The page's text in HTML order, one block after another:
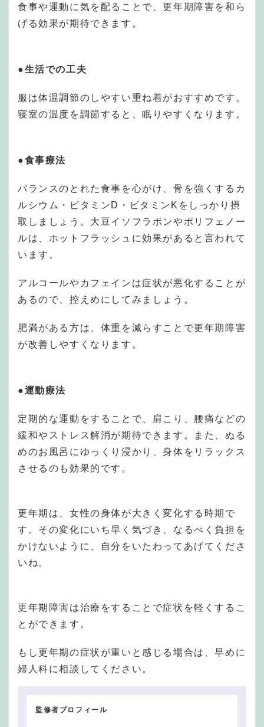
食事や運動に気を配ることで、更年期障害を和ら
げる効果が期待できます。
●生活での工夫
服は体温調節のしやすい重ね着がおすすめです。
寝室の温度を調節すると、眠りやすくなります。
●食事療法
バランスのとれた食事を心がけ、骨を強くするカ
ルシウム・ビタミンD・ビタミンKをしっかり摂
取しましょう。大豆イソフラボンやポリフェノー
ルは、ホットフラッシュに効果があると言われて
います。
アルコールやカフェインは症状が悪化することが
あるので、控えめにしてみましょう。
肥満がある方は、体重を減らすことで更年期障害
が改善しやすくなります。
●運動療法
定期的な運動をすることで、肩こり、腰痛などの
緩和やストレス解消が期待できます。また、ぬる
めのお風呂にゆっくり浸かり、身体をリラックス
させるのも効果的です。
更年期は、女性の身体が大きく変化する時期で
す。その変化にいち早く気づき、なるべく負担を
かけないように、自分をいたわってあげてくださ
いね。
更年期障害は治療をすることで症状を軽くするこ
とができます。
もし更年期の症状が重いと感じる場合は、早めに
婦人科に相談してください。
監修者プロフィール